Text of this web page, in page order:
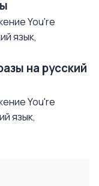
You're
язык,
на русский
You're
язык,